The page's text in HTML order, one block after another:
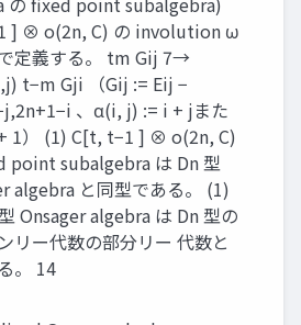
] ⊗ o(2n, C) の involution ω
定義する。 tm Gij 7→
t−m Gji （Gij := Eij −
、α(i, j) := i + jまた
1） (1) C[t, t−1 ] ⊗ o(2n, C)
point subalgebra は Dn 型
algebra と同型である。 (1)
Onsager algebra は Dn 型の
リー代数の部分リー 代数と
。 14